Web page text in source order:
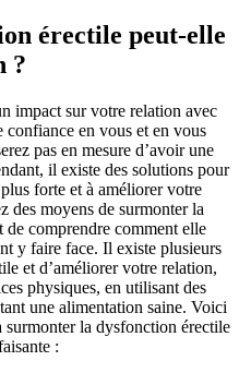
érectile peut-elle
?
impact sur votre relation avec
en vous et en vous
pas en mesure d’avoir une
il existe des solutions pour
forte et à améliorer votre
des moyens de surmonter la
comprendre comment elle
y faire face. Il existe plusieurs
et d’améliorer votre relation,
physiques, en utilisant des
une alimentation saine. Voici
surmonter la dysfonction érectile
: